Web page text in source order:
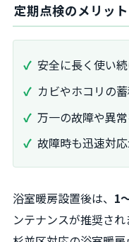
定期点検のメリット
安全に長く使い
カビやホコリの
万一の故障や異
故障時も迅速対
浴室暖房設置後は、 1
ンテナンスが推奨され